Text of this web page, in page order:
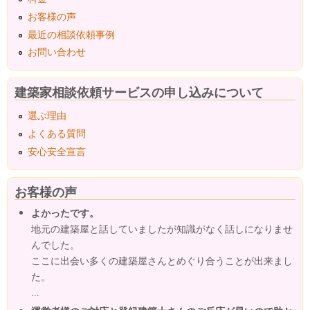
お客様の声
最近の相談依頼事例
お問い合わせ
建築家相談依頼サービスの申し込みについて
選ぶ理由
よくある質問
安心安全宣言
お客様の声
よかったです。
地元の建築屋と話していましたが知識がなく話しになりませ
んでした。
ここに出会い多くの建築屋さんとめぐり合うことが出来まし
た。
...